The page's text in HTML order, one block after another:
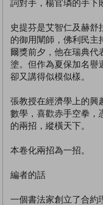
詞對手，楊官璘的手下
史提芬是艾智仁及赫舒
的御用闡師，佛利民主
爾獎前夕，他在瑞典代
塗。但作為夏保加名譽
卻又講得似模似樣。
張教授在經濟學上的興
數學，喜歡赤手空拳，
的兩招，縱橫天下。
本卷化兩招為一招。
編者的話
一個書法家創立了合約